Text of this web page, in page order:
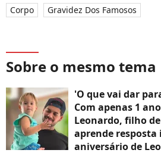
Corpo
Gravidez Dos Famosos
Sobre o mesmo tema
'O que vai dar
Com apenas 1
Leonardo, filho
aprende
aniversário de